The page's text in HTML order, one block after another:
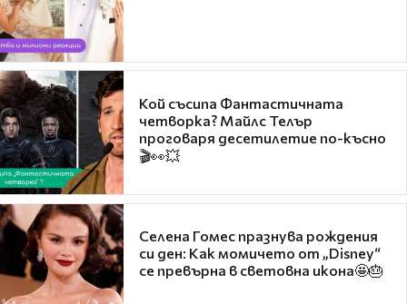
Кой съсипа Фантастичната
четворка? Майлс Телър
проговаря десетилетие по-късно
🎬👀💥
Селена Гомес празнува рождения
си ден: Как момичето от „Disney“
се превърна в световна икона🤩🎂